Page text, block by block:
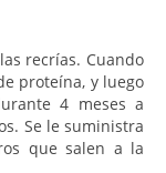
recrías. Cuando
proteína, y luego
4 meses a
Se le suministra
que salen a la